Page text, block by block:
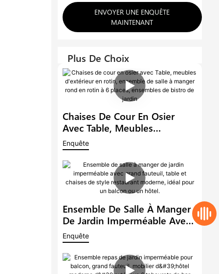
ENVOYER UNE ENQUÊTE
MAINTENANT
Plus De Choix
Chaises De Cour En Osier
Avec Table, Meubles
D'extérieur En Rotin,
Ensemble De Salle À Manger
Rond En Rotin À 6 Places,
Ensembles De Bistro De
Jardin
Enquête
Ensemble De Salle À Manger
De Jardin Imperméable Avec
Grand Fauteuil, Table Et
Chaises De Style Restaurant
Moderne, Idéal Pour Un
Balcon Ou Un Hôtel.
Enquête